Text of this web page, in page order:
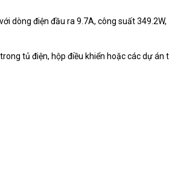
dòng điện đầu ra 9.7A, công suất 349.2W,
tủ điện, hộp điều khiển hoặc các dự án